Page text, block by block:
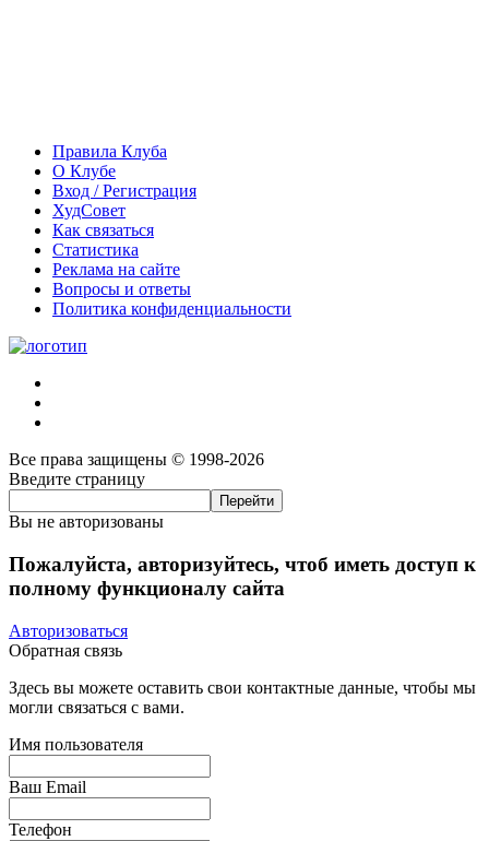
Правила Клуба
О Клубе
Вход / Регистрация
ХудСовет
Как связаться
Статистика
Реклама на сайте
Вопросы и ответы
Политика конфиденциальности
Все права защищены © 1998-2026
Введите страницу
Вы не авторизованы
Пожалуйста, авторизуйтесь, чтоб иметь доступ к
полному функционалу сайта
Авторизоваться
Обратная связь
Здесь вы можете оставить свои контактные данные, чтобы мы
могли связаться с вами.
Имя пользователя
Ваш Email
Телефон